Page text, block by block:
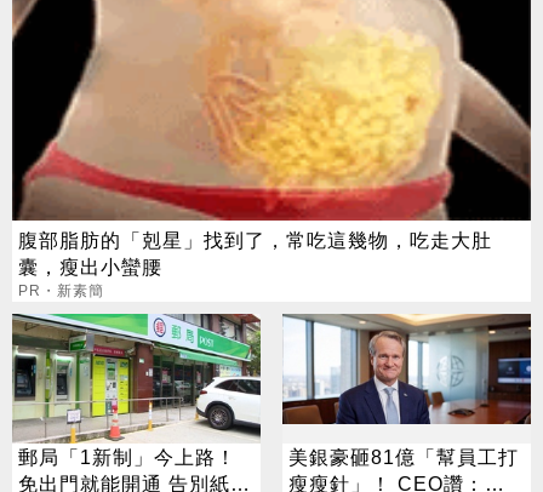
腹部脂肪的「剋星」找到了，常吃這幾物，吃走大肚
囊，瘦出小蠻腰
PR・新素簡
郵局「1新制」今上路！
免出門就能開通 告別紙本
美銀豪砸81億「幫員工打
瘦瘦針」！ CEO讚：一